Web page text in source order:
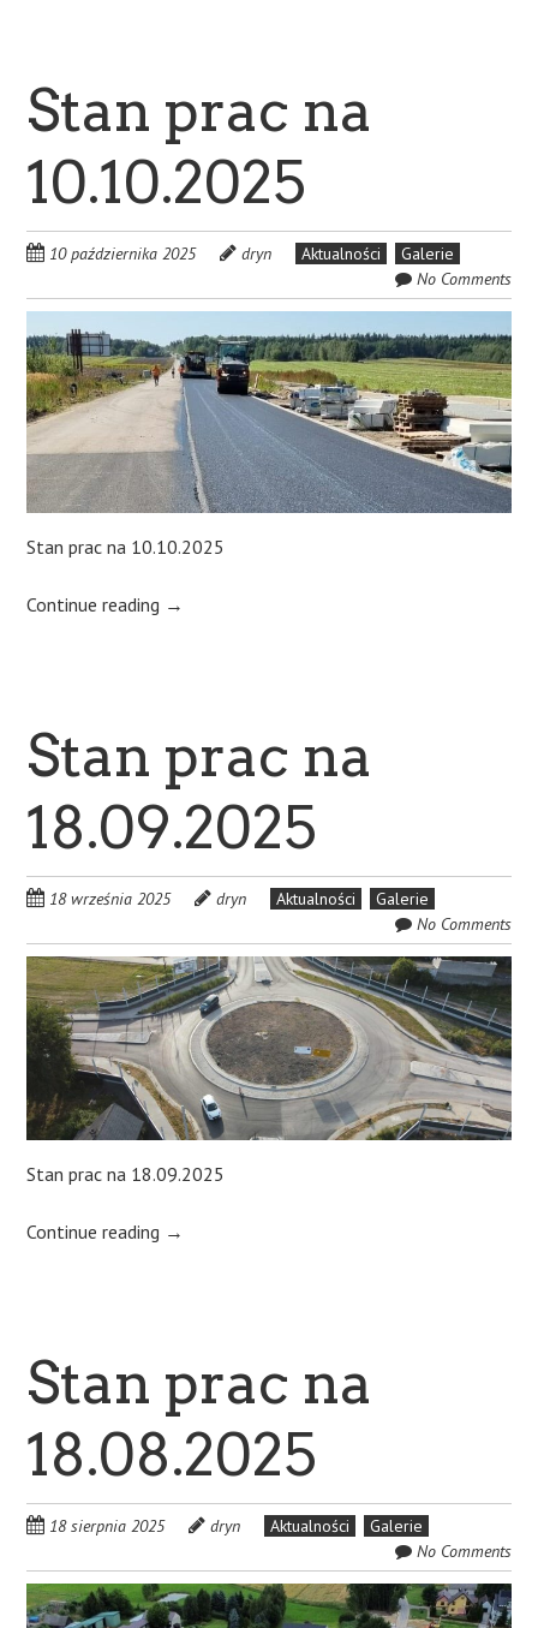
Stan prac na
10.10.2025
10 października 2025 dryn Aktualności
Galerie
No Comments
Stan prac na 10.10.2025
Continue reading →
Stan prac na
18.09.2025
18 września 2025 dryn Aktualności
Galerie
No Comments
Stan prac na 18.09.2025
Continue reading →
Stan prac na
18.08.2025
18 sierpnia 2025 dryn Aktualności
Galerie
No Comments